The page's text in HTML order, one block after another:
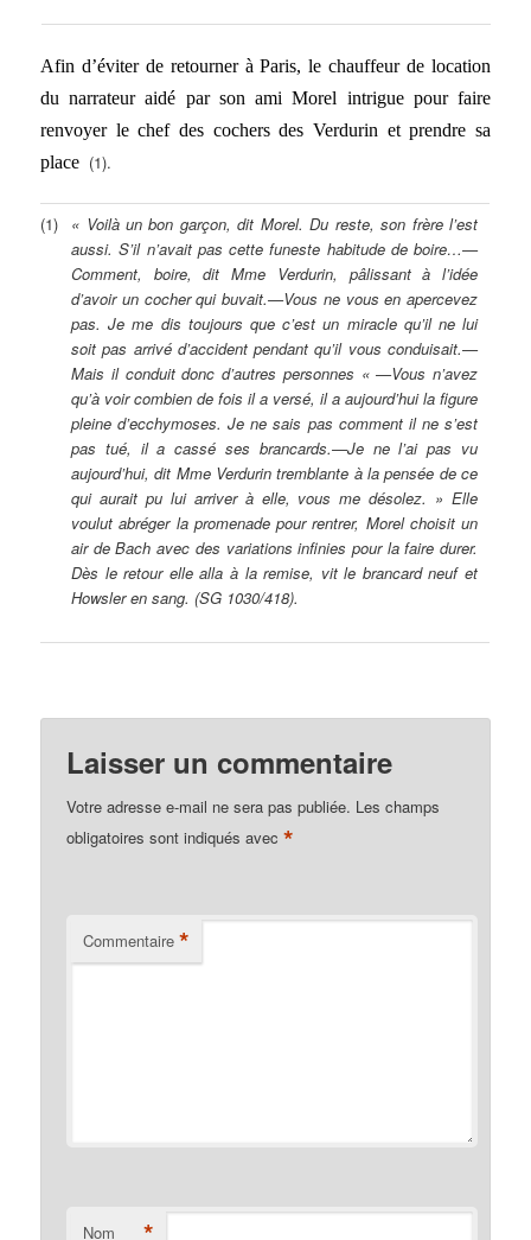
Afin d’éviter de retourner à Paris, le chauffeur de location
du narrateur aidé par son amiMorel intrigue pour faire
renvoyer lechef des cochers des Verdurin et prendre sa
place (1).
(1)
« Voilà un bon garçon, dit Morel. Du reste, son frère l’est
aussi. S’il n’avait pas cette funeste habitude de boire…—
Comment, boire, dit Mme Verdurin, pâlissant à l’idée
d’avoir un cocher qui buvait.—Vous ne vous en apercevez
pas. Je me dis toujours que c’est un miracle qu’il ne lui
soit pas arrivé d’accident pendant qu’il vous conduisait.—
Mais il conduit donc d’autres personnes « —Vous n’avez
qu’à voir combien de fois il a versé, il a aujourd’hui la figure
pleine d’ecchymoses. Je ne sais pas comment il ne s’est
pas tué, il a cassé ses brancards.—Je ne l’ai pas vu
aujourd’hui, dit Mme Verdurin tremblante à la pensée de ce
qui aurait pu lui arriver à elle, vous me désolez. » Elle
voulut abréger la promenade pour rentrer, Morel choisit un
air de Bach avec des variations infinies pour la faire durer.
Dès le retour elle alla à la remise, vit le brancard neuf et
Howsler en sang. (SG 1030/418).
Laisser un commentaire
Votre adresse e-mail ne sera pas publiée. Les champs
obligatoires sont indiqués avec*
Commentaire *
Nom